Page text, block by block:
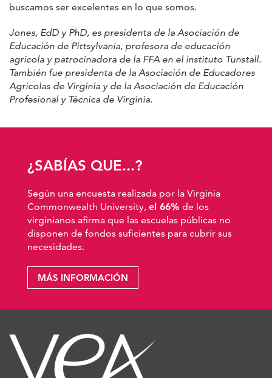
buscamos ser excelentes en lo que somos.
Jones, EdD y PhD, es presidenta de la Asociación de
Educación de Pittsylvania, profesora de educación
agrícola y patrocinadora de la FFA en el instituto Tunstall.
También fue presidenta de la Asociación de Educadores
Agrícolas de Virginia y de la Asociación de Educación
Profesional y Técnica de Virginia.
¿SABÍAS QUE...?
Según una encuesta realizada por la Virginia
Commonwealth University, el 66% de los
virginianos afirma que las escuelas públicas no
disponen de fondos suficientes para cubrir sus
necesidades.
MÁS INFORMACIÓN